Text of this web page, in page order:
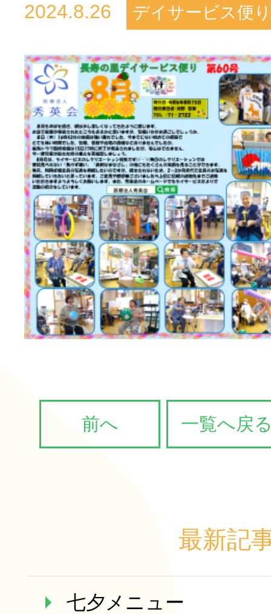
2024.8.26 デイサービス便り
前へ 一覧へ戻
最新記
七夕メニュー
事業所紹介
はなぶさ消化器・内視鏡
介護老人保健施設 長寿の
短期入所療養介護ショー
長寿の里通所リハビリテ
長寿の里 デイサービスセ
グループホーム 長寿
長寿の里在宅介護支援セ
活動のご報
最新情報
トピック・写真
デイサービス便り
通所リハビリテーション
採用情報
活動のご